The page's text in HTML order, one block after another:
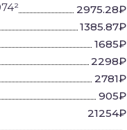
2975.28₽
1385.87₽
1685₽
2298₽
2781₽
905₽
21254₽